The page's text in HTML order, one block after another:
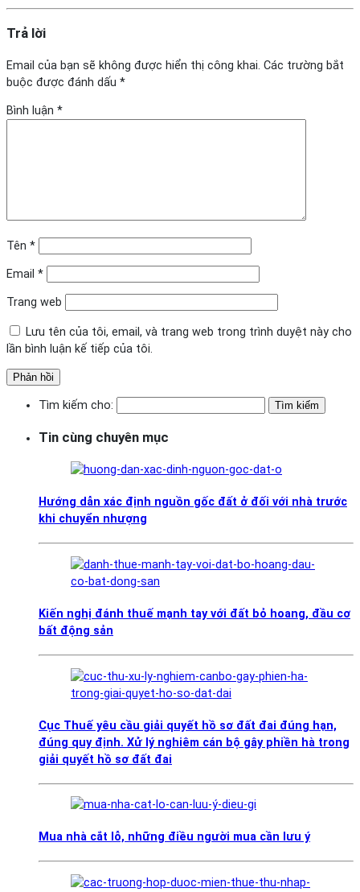
Trả lời
Email của bạn sẽ không được hiển thị công khai. Các trường bắt
buộc được đánh dấu *
Bình luận *
Tên *
Email *
Trang web
Lưu tên của tôi, email, và trang web trong trình duyệt này cho
lần bình luận kế tiếp của tôi.
Tìm kiếm cho:
Tin cùng chuyên mục
Hướng dẫn xác định nguồn gốc đất ở đối với nhà trước
khi chuyển nhượng
Kiến nghị đánh thuế mạnh tay với đất bỏ hoang, đầu cơ
bất động sản
Cục Thuế yêu cầu giải quyết hồ sơ đất đai đúng hạn,
đúng quy định. Xử lý nghiêm cán bộ gây phiền hà trong
giải quyết hồ sơ đất đai
Mua nhà cắt lỗ, những điều người mua cần lưu ý